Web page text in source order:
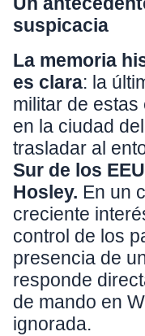
suspicacia
La memoria
es clara: la
militar de
en la ciudad
trasladar al
Sur de los
Hosley. En un
creciente
control de los
presencia de
responde
de mando en
ignorada.